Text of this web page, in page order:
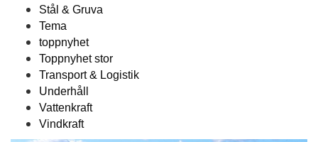
Stål & Gruva
Tema
toppnyhet
Toppnyhet stor
Transport & Logistik
Underhåll
Vattenkraft
Vindkraft